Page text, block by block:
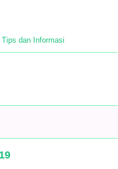
Tips dan Informasi